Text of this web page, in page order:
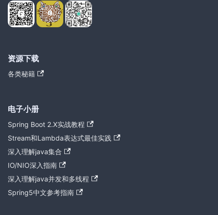
资源下载
各类秘籍
电子小册
Spring Boot 2.X实战教程
Stream和Lambda表达式最佳实践
深入理解java集合
IO/NIO深入指南
深入理解java并发和多线程
Spring5中文参考指南